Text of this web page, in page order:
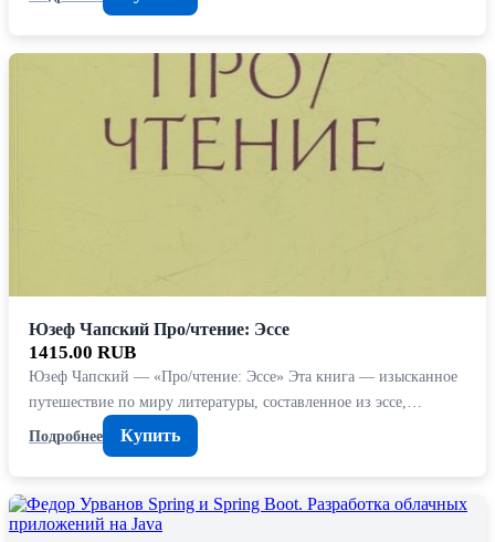
Юзеф Чапский Про/чтение: Эссе
1415.00 RUB
Юзеф Чапский — «Про/чтение: Эссе» Эта книга — изысканное
путешествие по миру литературы, составленное из эссе,…
Подробнее
Купить